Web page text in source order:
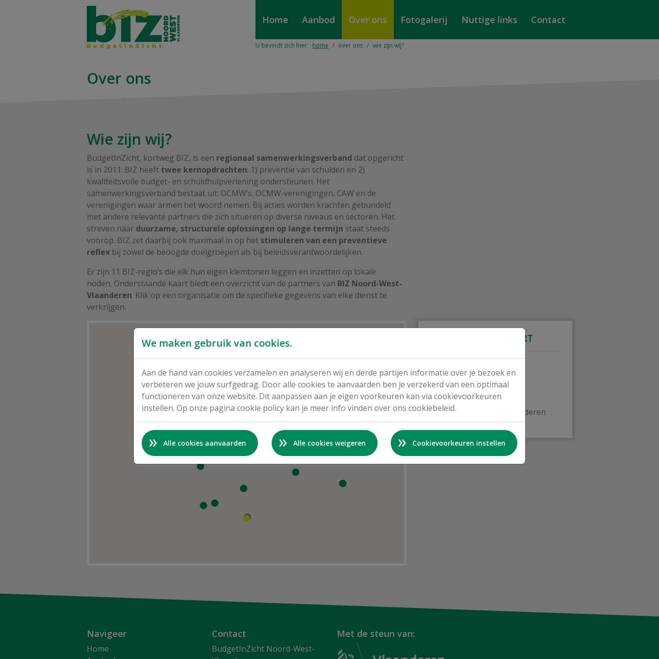
Home Aanbod Over ons Fotogalerij Nuttige links Contact
U bevindt zich hier: home over ons wie zijn wij?
Over ons
Wie zijn wij?
BudgetInZicht, kortweg BIZ, is een regionaal samenwerkingsverband dat opgericht
is in 2011. BIZ heeft twee kernopdrachten: 1) preventie van schulden en 2)
kwaliteitsvolle budget- en schuldhulpverlening ondersteunen. Het
samenwerkingsverband bestaat uit: OCMW’s, OCMW-verenigingen, CAW en de
verenigingen waar armen het woord nemen. Bij acties worden krachten gebundeld
met andere relevante partners die zich situeren op diverse niveaus en sectoren. Het
streven naar duurzame, structurele oplossingen op lange termijn staat steeds
voorop. BIZ zet daarbij ook maximaal in op het stimuleren van een preventieve
reflex bij zowel de beoogde doelgroepen als bij beleidsverantwoordelijken.
Er zijn 11 BIZ-regio’s die elk hun eigen klemtonen leggen en inzetten op lokale
noden. Onderstaande kaart biedt een overzicht van de partners van BIZ Noord-West-
Vlaanderen. Klik op een organisatie om de specifieke gegevens van elke dienst te
verkrijgen.
LEGENDE KAART
CAW
VWAWN
Sociale Diensten
BIZ Noord-West-Vlaanderen
Navigeer
Home
Contact
BudgetInZicht Noord-West-
Met de steun van:
We maken gebruik van cookies.
Aan de hand van cookies verzamelen en analyseren wij en derde partijen informatie over je bezoek en
verbeteren we jouw surfgedrag. Door alle cookies te aanvaarden ben je verzekerd van een optimaal
functioneren van onze website. Dit aanpassen aan je eigen voorkeuren kan via cookievoorkeuren
instellen. Op onze pagina cookie policy kan je meer info vinden over ons cookiebeleid.
Alle cookies aanvaarden Alle cookies weigeren Cookievoorkeuren instellen